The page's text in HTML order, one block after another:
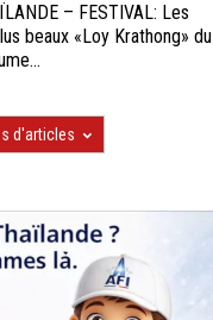
– FESTIVAL: Les
beaux «Loy Krathong» du
d'articles